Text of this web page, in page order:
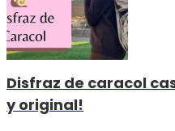
Disfraz de caracol
y original!